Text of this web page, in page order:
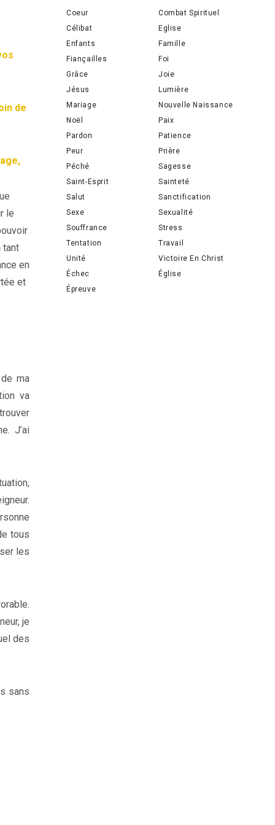
de
le
tant
en
et
ma
va
J’ai
tous
les
je
des
sans
Coeur
Combat Spirituel
Célibat
Eglise
Enfants
Famille
Fiançailles
Foi
Grâce
Joie
Jésus
Lumière
Mariage
Nouvelle Naissance
Noël
Paix
Pardon
Patience
Peur
Prière
Péché
Sagesse
Saint-Esprit
Sainteté
Salut
Sanctification
Sexe
Sexualité
Souffrance
Stress
Tentation
Travail
Unité
Victoire En Christ
Échec
Église
Épreuve